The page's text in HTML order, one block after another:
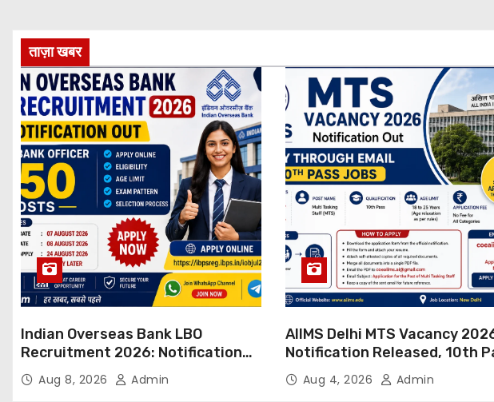
ताज़ा खबर
Indian Overseas Bank LBO
Recruitment 2026: Notification
Out for 250 Posts, Apply Online
Aug 8, 2026 Admin
AIIMS Delhi MTS Vacancy
Notification Released, 10th
Candidates Can Apply Through
Email
Aug 4, 2026 Admin